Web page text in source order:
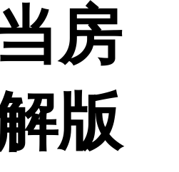
房
版